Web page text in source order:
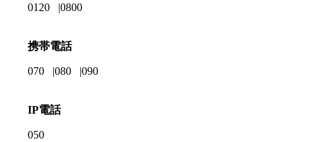
0120 0800
携帯電話
070 080 090
IP電話
050